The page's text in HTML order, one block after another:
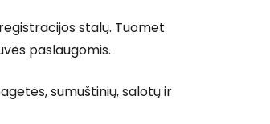
stalų. Tuomet
paslaugomis.
sumuštinių, salotų ir